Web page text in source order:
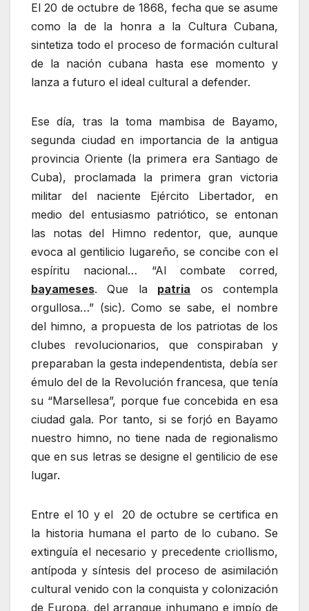
El 20 de octubre de 1868, fecha que se asume
como la de la honra a la Cultura Cubana,
sintetiza todo el proceso de formación cultural
de la nación cubana hasta ese momento y
lanza a futuro el ideal cultural a defender.
Ese día, tras la toma mambisa de Bayamo,
segunda ciudad en importancia de la antigua
provincia Oriente (la primera era Santiago de
Cuba), proclamada la primera gran victoria
militar del naciente Ejército Libertador, en
medio del entusiasmo patriótico, se entonan
las notas del Himno redentor, que, aunque
evoca al gentilicio lugareño, se concibe con el
espíritu nacional… “Al combate corred,
bayameses. Que la patria os contempla
orgullosa…” (sic). Como se sabe, el nombre
del himno, a propuesta de los patriotas de los
clubes revolucionarios, que conspiraban y
preparaban la gesta independentista, debía ser
émulo del de la Revolución francesa, que tenía
su “Marsellesa”, porque fue concebida en esa
ciudad gala. Por tanto, si se forjó en Bayamo
nuestro himno, no tiene nada de regionalismo
que en sus letras se designe el gentilicio de ese
lugar.
Entre el 10 y el 20 de octubre se certifica en
la historia humana el parto de lo cubano. Se
extinguía el necesario y precedente criollismo,
antípoda y síntesis del proceso de asimilación
cultural venido con la conquista y colonización
de Europa, del arranque inhumano e impío de